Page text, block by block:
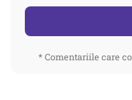
* Comentariile care